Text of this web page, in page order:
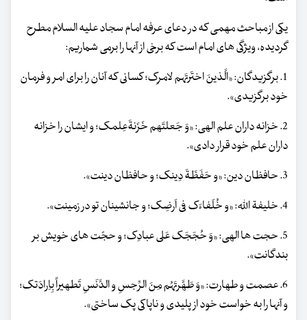
یکی از مباحث مهمی که در دعای عرفه امام سجاد علیه السلام مطرح
گردیده، ویژگی های امام است که برخی از آنها را برمی شماریم:
1. برگزیدگان: «الَّذینَ اختَرتَهم لامرِک؛ کسانی که آنان را برای امر و فرمان
خود برگزیدی».
2. خزانه داران علم الهی: «وَ جَعلتَهم خَزَنةَعِلمک؛ و ایشان را خزانه
داران علم خود قرار دادی».
3. حافظان دین: «و حَفَظَةَ دِینک؛ و حافظان دینت».
4. خلیفة الله: «و خُلَفاءَک فی اَرضِک؛ و جانشینان تو در زمینت».
5. حجت ها الهی: «وَ حُجَجَک عَلی عبادِک؛ و حجّت های خویش بر
بندگانت».
6. عصمت و طهارت: «وَ طَهَّرتَهُم مِنَ الرِّجسِ و الدَّنَسِ تَطهیراً بِاِرادَتک؛
و آنها را به خواست خود از پلیدی و ناپاکی پک ساختی».